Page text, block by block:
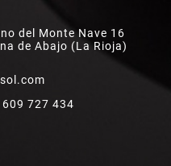
del Monte Nave 16
de Abajo (La Rioja)
727 434